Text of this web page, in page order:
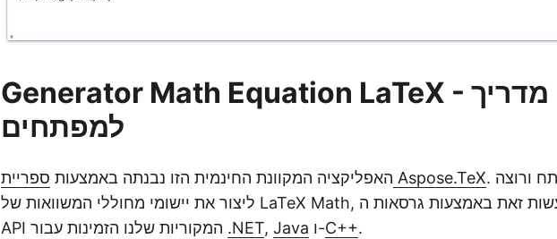
Generator Math Equation LaTeX - מדריך
למפתחים
האפליקציה המקוונת החינמית הזו נבנתה באמצעות ספריית Aspose.TeX. אם אתה מפתח ורוצה
ליצור את יישומי מחוללי המשוואות של LaTeX Math, אתה יכול לעשות זאת באמצעות גרסאות ה-
.NET, Java ו-C++.